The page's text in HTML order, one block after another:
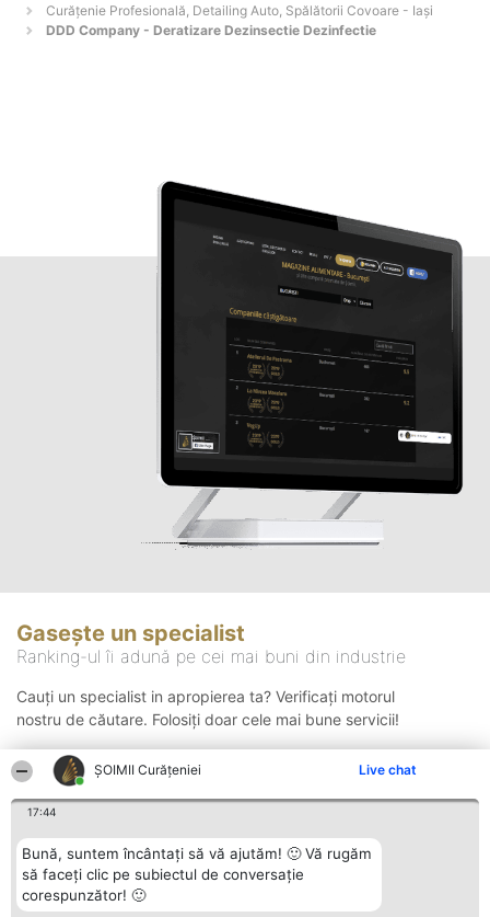
ȘOIMII Curățeniei Live chat
17:44
Bună, suntem încântați să vă ajutăm! 🙂 Vă rugăm
să faceți clic pe subiectul de conversație
corespunzător! 🙂
Curățenie Profesională, Detailing Auto, Spălătorii Covoare - Iaşi
DDD Company - Deratizare Dezinsectie Dezinfectie
Gasește un specialist
Ranking-ul îi adună pe cei mai buni din industrie
Cauți un specialist in apropierea ta? Verificați motorul
nostru de căutare. Folosiți doar cele mai bune servicii!